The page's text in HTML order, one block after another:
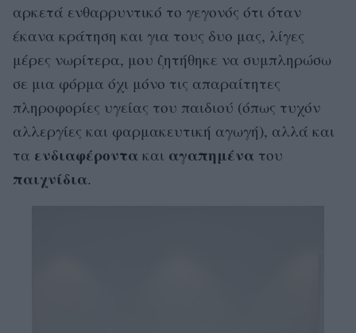
αρκετά ενθαρρυντικό το γεγονός ότι όταν
έκανα κράτηση και για τους δυο μας, λίγες
μέρες νωρίτερα, μου ζητήθηκε να συμπληρώσω
σε μια φόρμα όχι μόνο τις απαραίτητες
πληροφορίες υγείας του παιδιού (όπως τυχόν
αλλεργίες και φαρμακευτική αγωγή), αλλά και
τα ενδιαφέροντα και αγαπημένα του
παιχνίδια.